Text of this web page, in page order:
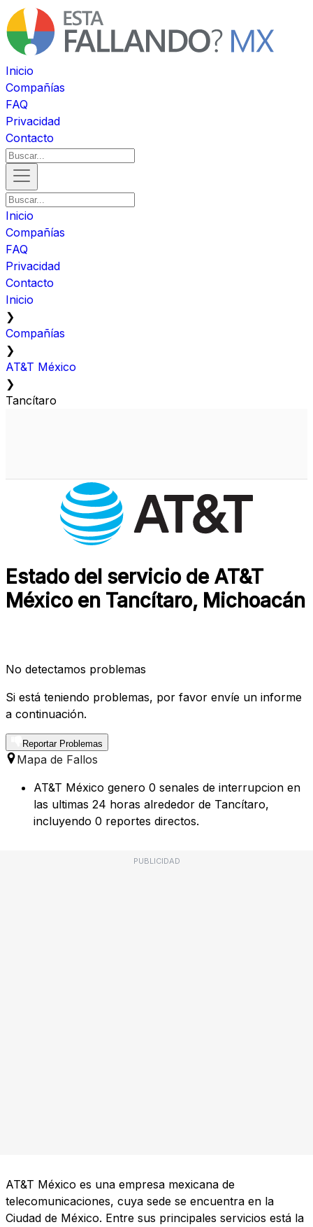
Inicio
Compañías
FAQ
Privacidad
Contacto
Inicio
Compañías
FAQ
Privacidad
Contacto
Inicio
❯
Compañías
❯
AT&T México
❯
Tancítaro
Estado del servicio de AT&T
México en Tancítaro, Michoacán
No detectamos problemas
Si está teniendo problemas, por favor envíe un informe
a continuación.
Reportar Problemas
Mapa de Fallos
AT&T México genero 0 senales de interrupcion en
las ultimas 24 horas alrededor de Tancítaro,
incluyendo 0 reportes directos.
PUBLICIDAD
AT&T México es una empresa mexicana de
telecomunicaciones, cuya sede se encuentra en la
Ciudad de México. Entre sus principales servicios está la